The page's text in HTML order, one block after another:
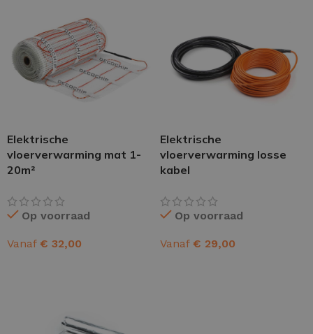
Elektrische
vloerverwarming mat 1-
20m²
Op voorraad
Vanaf € 32,00
Elektrische
vloerverwarming losse
kabel
Op voorraad
Vanaf € 29,00